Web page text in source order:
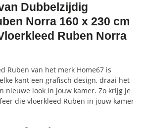
Dubbelzijdig
Norra 160 x 230 cm
Ruben Norra
Ruben van het merk Home67 is
kant een grafisch design, draai het
nieuwe look in jouw kamer. Zo krijg je
die vloerkleed Ruben in jouw kamer